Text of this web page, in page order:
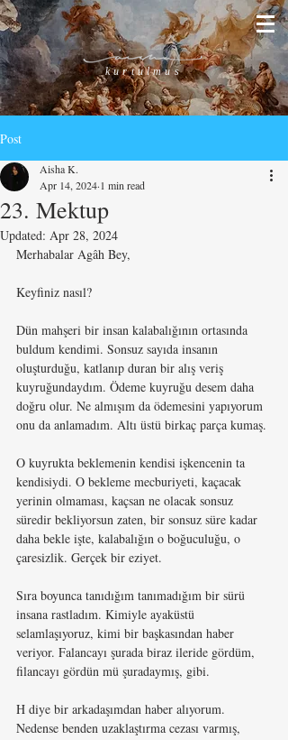
kurtulmus
Post
23. Mektup
Aisha K.
Apr 14, 2024 1 min read
Updated: Apr 28, 2024
Merhabalar Agâh Bey,
Keyfiniz nasıl?
Dün mahşeri bir insan kalabalığının ortasında
buldum kendimi. Sonsuz sayıda insanın
oluşturduğu, katlanıp duran bir alış veriş
kuyruğundaydım. Ödeme kuyruğu desem daha
doğru olur. Ne almışım da ödemesini yapıyorum
onu da anlamadım. Altı üstü birkaç parça kumaş.
O kuyrukta beklemenin kendisi işkencenin ta
kendisiydi. O bekleme mecburiyeti, kaçacak
yerinin olmaması, kaçsan ne olacak sonsuz
süredir bekliyorsun zaten, bir sonsuz süre kadar
daha bekle işte, kalabalığın o boğuculuğu, o
çaresizlik. Gerçek bir eziyet.
Sıra boyunca tanıdığım tanımadığım bir sürü
insana rastladım. Kimiyle ayaküstü
selamlaşıyoruz, kimi bir başkasından haber
veriyor. Falancayı şurada biraz ileride gördüm,
filancayı gördün mü şuradaymış, gibi.
H diye bir arkadaşımdan haber alıyorum.
Nedense benden uzaklaştırma cezası varmış,